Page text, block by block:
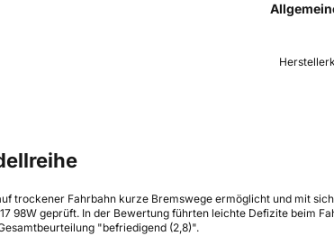
trockener Fahrbahn kurze Bremswege ermöglicht und mit
98W geprüft. In der Bewertung führten leichte Defizite
"befriedigend (2,8)".